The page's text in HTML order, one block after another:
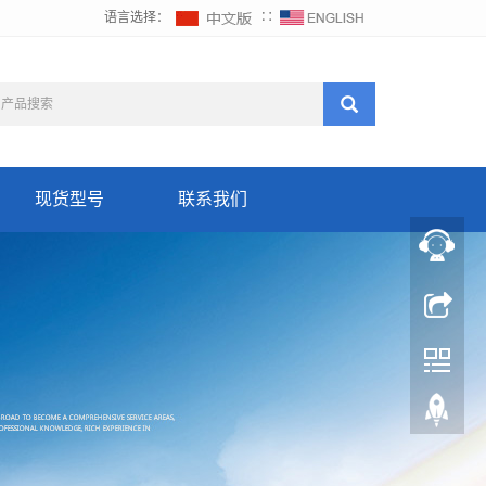
语言选择： ∷
现货型号 联系我们